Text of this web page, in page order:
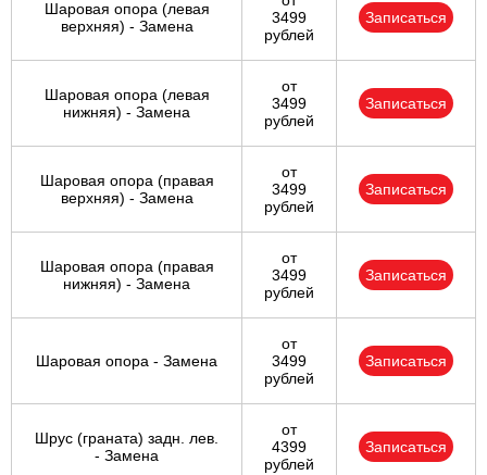
Шаровая опора (левая
верхняя) - Замена
3499
рублей
Записаться
Шаровая опора (левая
нижняя) - Замена
от
3499
рублей
Записаться
Шаровая опора (правая
верхняя) - Замена
от
3499
рублей
Записаться
Шаровая опора (правая
нижняя) - Замена
от
3499
рублей
Записаться
Шаровая опора - Замена
от
3499
рублей
Записаться
Шрус (граната) задн. лев.
- Замена
от
4399
рублей
Записаться